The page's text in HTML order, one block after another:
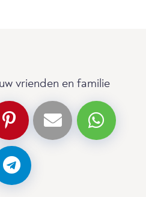
vrienden en familie